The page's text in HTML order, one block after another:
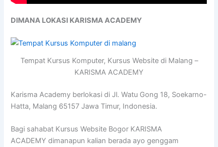
DIMANA LOKASI KARISMA ACADEMY
Tempat Kursus Komputer, Kursus Website di Malang –
KARISMA ACADEMY
Karisma Academy berlokasi di Jl. Watu Gong 18, Soekarno-
Hatta, Malang 65157 Jawa Timur, Indonesia.
Bagi sahabat Kursus Website Bogor KARISMA
ACADEMY dimanapun kalian berada ayo genggam